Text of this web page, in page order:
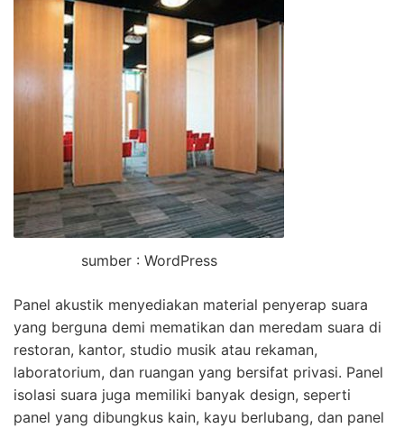
sumber : WordPress
Panel akustik menyediakan material penyerap suara
yang berguna demi mematikan dan meredam suara di
restoran, kantor, studio musik atau rekaman,
laboratorium, dan ruangan yang bersifat privasi. Panel
isolasi suara juga memiliki banyak design, seperti
panel yang dibungkus kain, kayu berlubang, dan panel